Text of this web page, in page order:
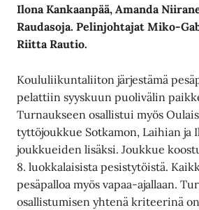
Ilona Kankaanpää, Amanda
Raudasoja. Pelinjohtajat Miko-
Riitta Rautio.
Koululiikuntaliiton järjestämä
pelattiin syyskuun puolivälin
Turnaukseen osallistui myös
tyttöjoukkue Sotkamon, Laihian ja
joukkueiden lisäksi. Joukkue
8. luokkalaisista pesistytöistä.
pesäpalloa myös vapaa-ajallaan.
osallistumisen yhtenä kriteerinä